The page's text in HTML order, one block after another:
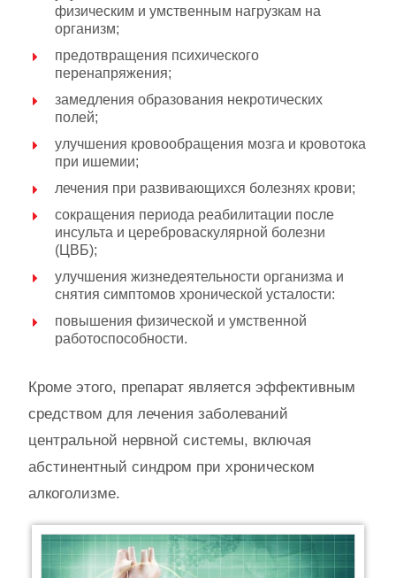
физическим и умственным нагрузкам на
организм;
предотвращения психического
перенапряжения;
замедления образования некротических
полей;
улучшения кровообращения мозга и кровотока
при ишемии;
лечения при развивающихся болезнях крови;
сокращения периода реабилитации после
инсульта и цереброваскулярной болезни
(ЦВБ);
улучшения жизнедеятельности организма и
снятия симптомов хронической усталости:
повышения физической и умственной
работоспособности.
Кроме этого, препарат является эффективным
средством для лечения заболеваний
центральной нервной системы, включая
абстинентный синдром при хроническом
алкоголизме.